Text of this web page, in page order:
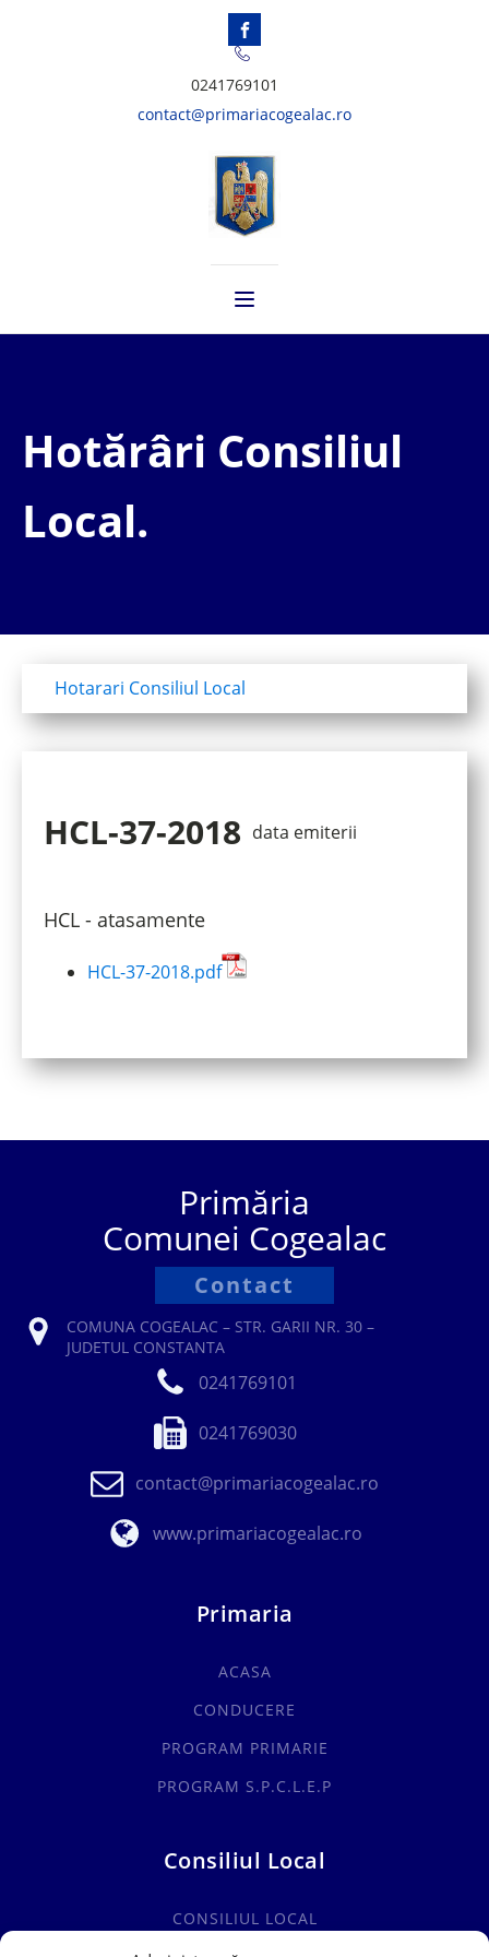
0241769101
contact@primariacogealac.ro
Hotărâri Consiliul
Local.
Hotarari Consiliul Local
HCL-37-2018 data emiterii
HCL - atasamente
HCL-37-2018.pdf
Primăria
Comunei Cogealac
Contact
COMUNA COGEALAC – STR. GARII NR. 30 –
JUDETUL CONSTANTA
0241769101
0241769030
contact@primariacogealac.ro
www.primariacogealac.ro
Primaria
ACASA
CONDUCERE
PROGRAM PRIMARIE
PROGRAM S.P.C.L.E.P
Consiliul Local
CONSILIUL LOCAL